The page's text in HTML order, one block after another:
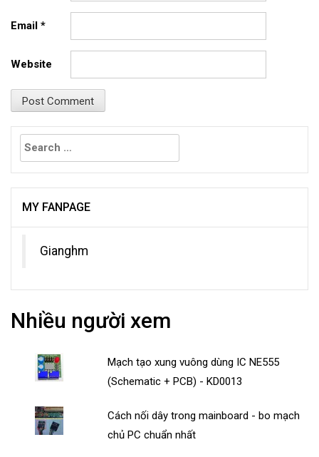
Email *
Website
Search
for:
MY FANPAGE
Gianghm
Nhiều người xem
Mạch tạo xung vuông dùng IC NE555
(Schematic + PCB) - KD0013
Cách nối dây trong mainboard - bo mạch
chủ PC chuẩn nhất